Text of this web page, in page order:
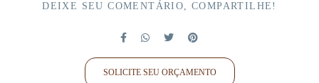
DEIXE SEU COMENTÁRIO, COMPARTILHE!
SOLICITE SEU ORÇAMENTO